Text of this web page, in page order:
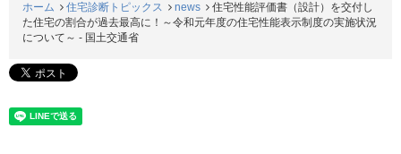
ホーム 住宅診断トピックス news
住宅性能評価書（設計）を交付し
た住宅の割合が過去最高に！～令和元年度の住宅性能表示制度の実施状況
について～ - 国土交通省